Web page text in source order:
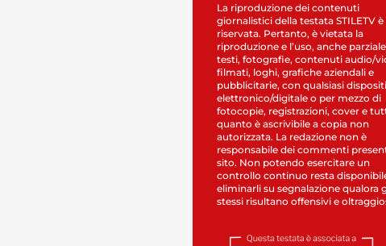
La riproduzione dei contenuti
giornalistici della testata STILETV è
riservata. Pertanto, è vietata la
riproduzione e l’uso, anche
testi, fotografie, contenuti audio/
filmati, loghi, grafiche aziendali e
pubblicitarie, con qualsiasi
elettronico/digitale o per mezzo di
fotocopie, registrazioni, cover e
quanto è ascrivibile a copia non
autorizzata. La redazione non è
responsabile dei commenti
sito. Non potendo esercitare un
controllo continuo resta
eliminarli su segnalazione qualora
stessi risultano offensivi e